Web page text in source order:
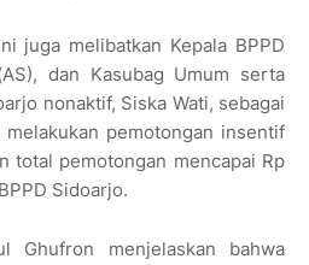
juga melibatkan Kepala BPPD
dan Kasubag Umum serta
nonaktif, Siska Wati, sebagai
pemotongan insentif
total pemotongan mencapai Rp
Sidoarjo.
Ghufron menjelaskan bahwa